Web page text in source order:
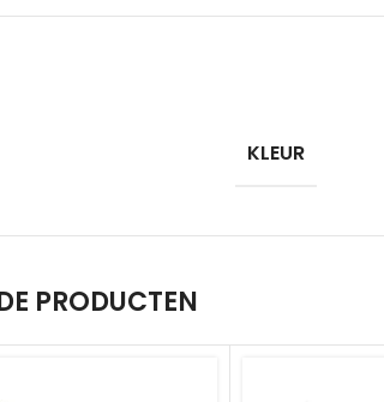
KLEUR
PRODUCTEN